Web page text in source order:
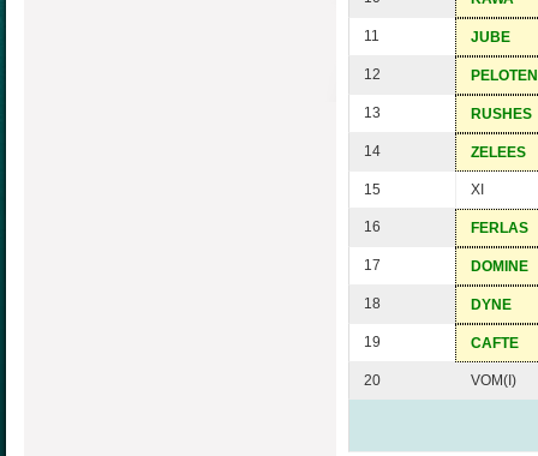
11 JUBE
12
13 RUSHES
14 ZELEES
15 XI
16 FERLAS
17 DOMINE
18 DYNE
19 CAFTE
20 VOM(I)